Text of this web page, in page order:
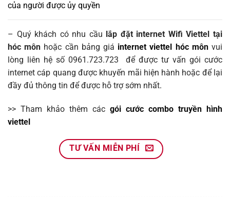
của người được ủy quyền
– Quý khách có nhu cầu lắp đặt internet Wifi Viettel tại
hóc môn hoặc cần bảng giá internet viettel hóc mônvui
lòng liên hệ số 0961.723.723 để được tư vấn gói cước
internet cáp quang được khuyến mãi hiện hành hoặc để lại
đầy đủ thông tin để được hỗ trợ sớm nhất.
>> Tham khảo thêm các gói cước combo truyền hình
viettel
TƯ VẤN MIỄN PHÍ